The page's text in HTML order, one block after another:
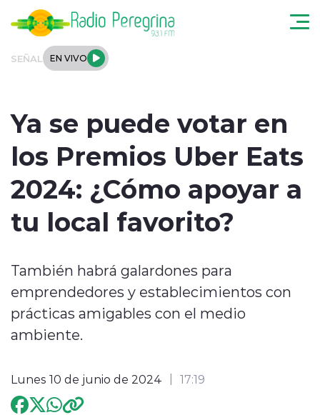
SEÑAL EN VIVO
Regionales
Podcast
Deportes
Entrevistas
Programación
Ya se puede votar en
los Premios Uber Eats
2024: ¿Cómo apoyar a
tu local favorito?
También habrá galardones para
emprendedores y establecimientos con
prácticas amigables con el medio
ambiente.
Lunes 10 de junio de 2024 17:19